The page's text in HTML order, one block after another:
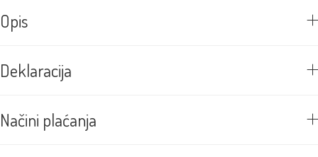
Opis
Deklaracija
Načini plaćanja